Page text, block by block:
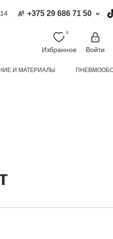
+375 29 686 71 50 ›
Избранное
0
Войти
И МАТЕРИАЛЫ